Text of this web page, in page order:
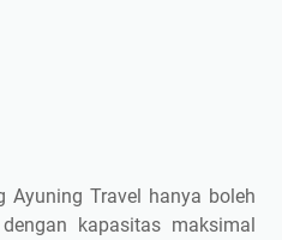
Ayuning Travel hanya boleh
kapasitas maksimal